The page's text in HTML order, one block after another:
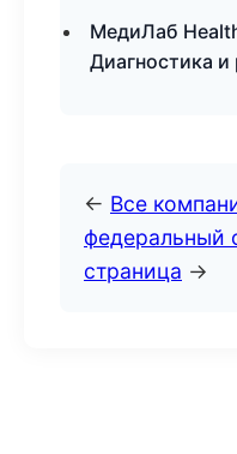
МедиЛаб
Диагностика и
← Все
федеральный
страница →